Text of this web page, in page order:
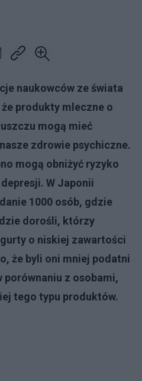
naukowców ze świata
produkty mleczne o
mogą mieć
zdrowie psychiczne.
mogą obniżyć ryzyko
W Japonii
1000 osób, gdzie
dorośli, którzy
o niskiej zawartości
że byli oni mniej podatni
porównaniu z osobami,
tego typu produktów.